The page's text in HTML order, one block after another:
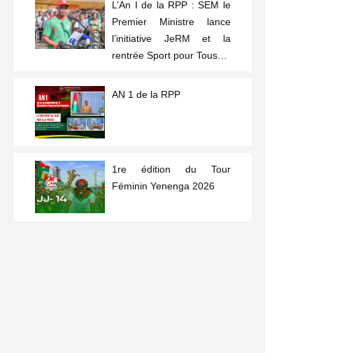
L’An I de la RPP : SEM le
Premier Ministre lance
l’initiative JeRM et la
rentrée Sport pour Tous…
AN 1 de la RPP
1re édition du Tour
Féminin Yenenga 2026